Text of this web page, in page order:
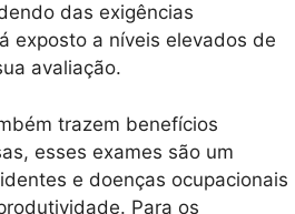
das exigências
exposto a níveis elevados de
avaliação.
trazem benefícios
esses exames são um
e doenças ocupacionais
Para os